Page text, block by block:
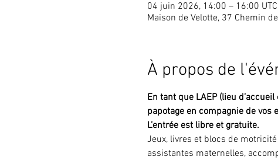
04 juin 2026, 14:00 – 16:00
Maison de Velotte, 37 Chemin
À propos de
En tant que LAEP (lieu
papotage en compagnie de vos
L’entrée est libre et gratuite.
Jeux, livres et blocs de
assistantes maternelles,